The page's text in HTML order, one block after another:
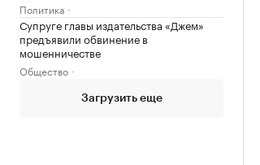
Политика
Супруге главы издательства «Джем»
предъявили обвинение в
мошенничестве
Общество
Загрузить еще